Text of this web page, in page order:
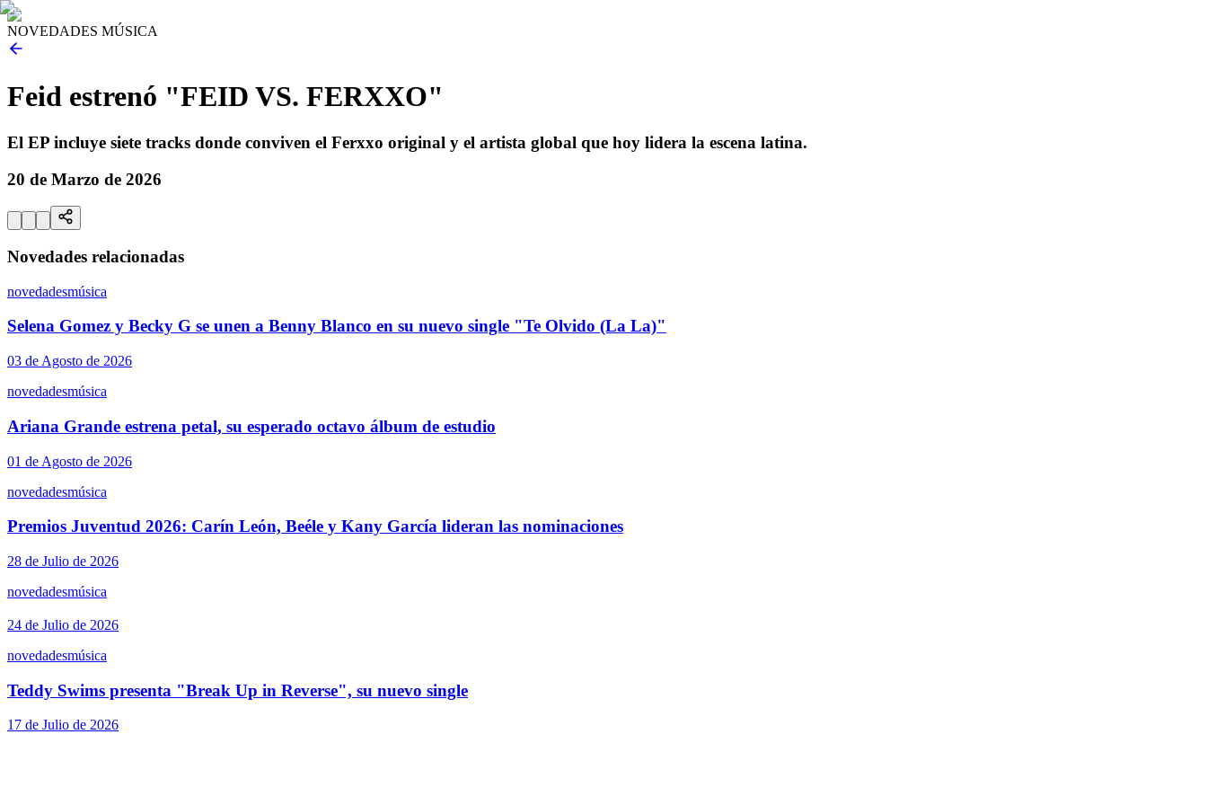
NOVEDADES MÚSICA
Feid estrenó "FEID VS. FERXXO"
El EP incluye siete tracks donde conviven el Ferxxo original y el artista global que hoy lidera la escena latina.
20 de Marzo de 2026
Novedades relacionadas
novedadesmúsica
Selena Gomez y Becky G se unen a Benny Blanco en su nuevo single "Te Olvido (La La)"
03 de Agosto de 2026
novedadesmúsica
Ariana Grande estrena petal, su esperado octavo álbum de estudio
01 de Agosto de 2026
novedadesmúsica
Premios Juventud 2026: Carín León, Beéle y Kany García lideran las nominaciones
28 de Julio de 2026
novedadesmúsica
24 de Julio de 2026
novedadesmúsica
Teddy Swims presenta "Break Up in Reverse", su nuevo single
17 de Julio de 2026